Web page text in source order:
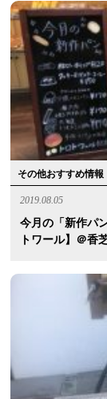
その他おすすめ情報
2019.08.05
今月の「新作パ
トワール】＠香